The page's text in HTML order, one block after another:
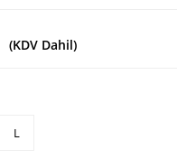
(KDV Dahil)
L